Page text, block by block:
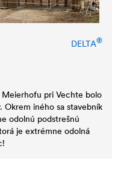
DELTA®
pri Vechte bolo
iného sa stavebník
odolnú podstrešnú
je extrémne odolná